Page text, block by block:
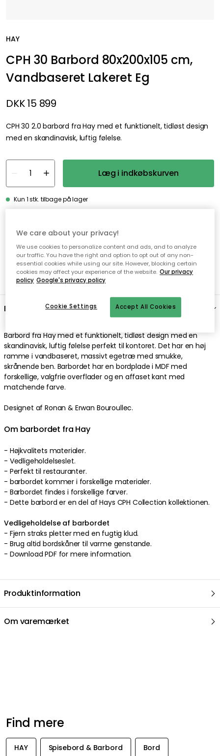
HAY
CPH 30 Barbord 80x200x105 cm,
Vandbaseret Lakeret Eg
DKK 15 899
CPH 30 2.0 barbord fra Hay med et funktionelt, tidløst design
med en skandinavisk, luftig følelse.
Læg i indkøbskurven
Kun 1 stk. tilbage på lager
Gratis forsendelse over 499,-*
Hurtige og fleksible leverancer
Nem checkout med MobilePay
Beskrivelse
Barbord fra Hay med et funktionelt, tidløst design med en
skandinavisk, luftig følelse perfekt til kontoret. Det har en høj
ramme i vandbaseret, massivt egetræ med smukke,
skrånende ben. Barbordet har en bordplade i MDF med
forskellige, valgfrie overflader og en affaset kant med
matchende farve.
Designet af Ronan & Erwan Bouroullec.
Om barbordet fra Hay
- Højkvalitets materialer.
- Vedligeholdelseslet.
- Perfekt til restauranter.
- barbordet kommer i forskellige materialer.
- Barbordet findes i forskellige farver.
- Dette barbord er en del af Hays CPH Collection kollektionen.
Vedligeholdelse af barbordet
- Fjern straks pletter med en fugtig klud.
- Brug altid bordskåner til varme genstande.
- Download PDF for mere information.
Produktinformation
Om varemærket
We care about your privacy!
We use cookies to personalize content and ads, and to analyze
our traffic. You have the right and option to opt out of any non-
essential cookies while using our site. However, blocking certain
cookies may affect your experience of the website. Our privacy
policy Google's privacy policy
Accept All Cookies
Cookie Settings